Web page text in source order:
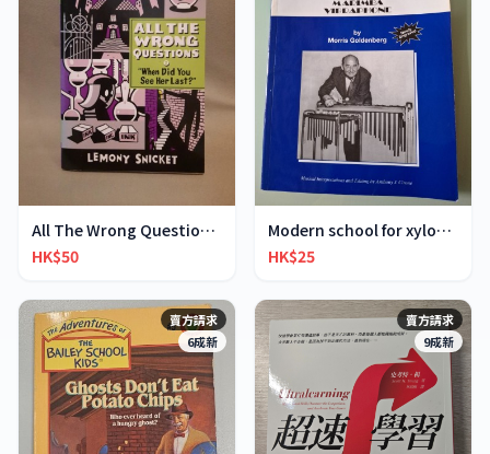
All The Wrong Questions 2: "When Did You See Her L
HK$50
Modern school for xylophone marimba vibraphone
HK$25
賣方請求
6成新
賣方請求
9成新